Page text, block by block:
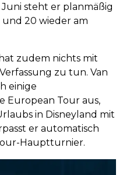
steht er planmäßig
und 20 wieder am
zudem nichts mit
zu tun. Van
einige
European Tour aus,
in Disneyland mit
er automatisch
Hauptturnier.